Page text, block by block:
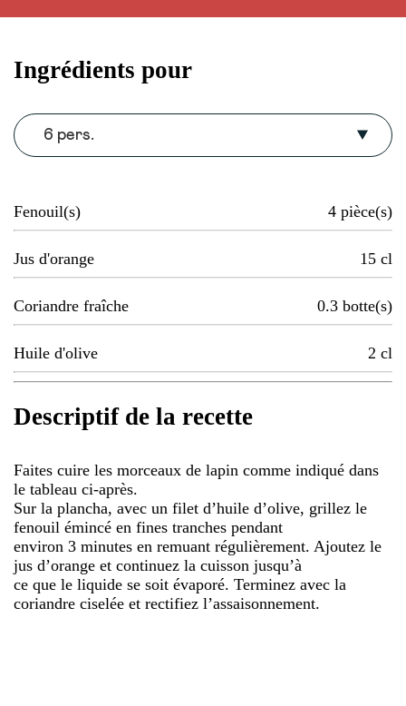
Ingrédients pour
6 pers.
Fenouil(s) 4 pièce(s)
Jus d'orange 15 cl
Coriandre fraîche 0.3 botte(s)
Huile d'olive 2 cl
Descriptif de la recette
Faites cuire les morceaux de lapin comme indiqué dans
le tableau ci-après.
Sur la plancha, avec un filet d’huile d’olive, grillez le
fenouil émincé en fines tranches pendant
environ 3 minutes en remuant régulièrement. Ajoutez le
jus d’orange et continuez la cuisson jusqu’à
ce que le liquide se soit évaporé. Terminez avec la
coriandre ciselée et rectifiez l’assaisonnement.